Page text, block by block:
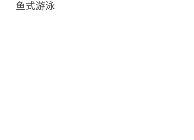
鱼式游泳